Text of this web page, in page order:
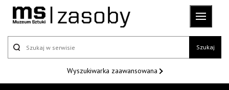
Szukaj
Wyszukiwarka zaawansowana